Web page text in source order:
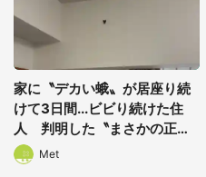
家に〝デカい蛾〟が居座り続
けて3日間...ビビり続けた住
人 判明した〝まさかの正
体〟に14万人も困惑
Met